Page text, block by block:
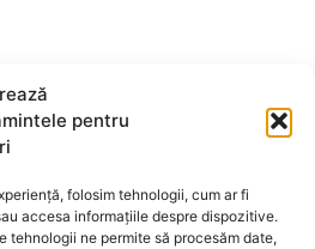
pentru
folosim tehnologii, cum ar fi
accesa informațiile despre dispozitive.
tehnologii ne permite să procesăm date,